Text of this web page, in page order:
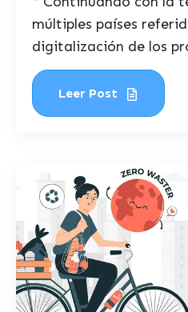
múltiples países
digitalización de los
Leer Post